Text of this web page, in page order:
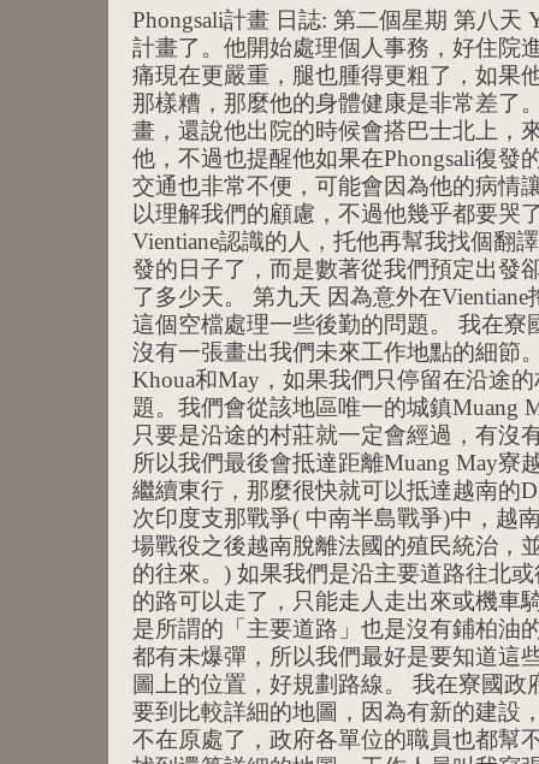
Phongsali計畫 日誌: 第二個星期 第八天
計畫了。他開始處理個人事務，好住院
痛現在更嚴重，腿也腫得更粗了，如果
那樣糟，那麼他的身體健康是非常差了
畫，還說他出院的時候會搭巴士北上，
他，不過也提醒他如果在Phongsali復發
交通也非常不便，可能會因為他的病情
以理解我們的顧慮，不過他幾乎都要哭
Vientiane認識的人，托他再幫我找個翻
發的日子了，而是數著從我們預定出發
了多少天。 第九天 因為意外在
這個空檔處理一些後勤的問題。 我在寮
沒有一張畫出我們未來工作地點的細節
Khoua和May，如果我們只停留在沿途
題。我們會從該地區唯一的城鎮Muang
只要是沿途的村莊就一定會經過，有沒
所以我們最後會抵達距離Muang May寮
繼續東行，那麼很快就可以抵達越南的
次印度支那戰爭( 中南半島戰爭)中，越
場戰役之後越南脫離法國的殖民統治，
的往來。) 如果我們是沿主要道路往北
的路可以走了，只能走人走出來或機車
是所謂的「主要道路」也是沒有鋪柏油
都有未爆彈，所以我們最好是要知道這
圖上的位置，好規劃路線。 我在寮國政
要到比較詳細的地圖，因為有新的建設
不在原處了，政府各單位的職員也都幫